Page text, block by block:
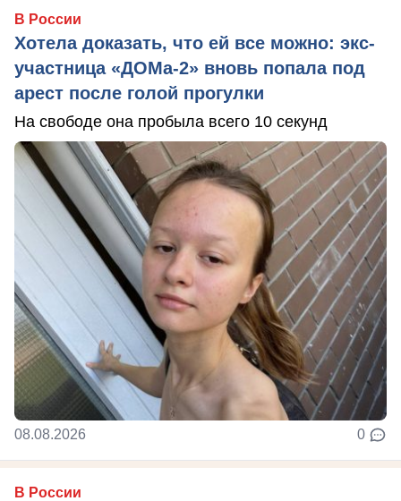
В России
Хотела доказать, что ей все можно: экс-
участница «ДОМа-2» вновь попала под
арест после голой прогулки
На свободе она пробыла всего 10 секунд
08.08.2026 0
В России